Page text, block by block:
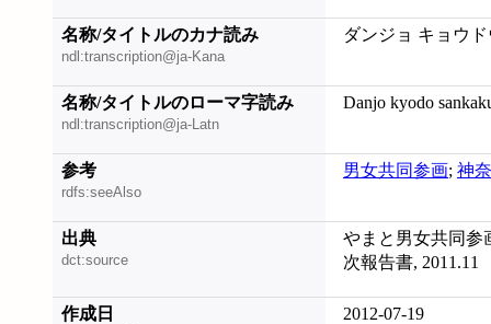
名称/タイトルのカナ読み
ndl:transcription@ja-Kana
ダンジョ キョウ
名称/タイトルのローマ字読み
ndl:transcription@ja-Latn
Danjo kyodo
参考
rdfs:seeAlso
男女共同参画; 神
出典
dct:source
やまと男女共同参
次報告書, 2011.11
作成日 2012-07-19